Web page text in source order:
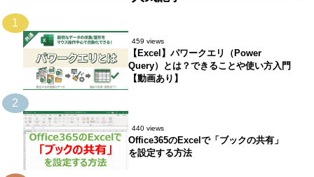
1
459 views
【Excel】パワークエリ（Power
Query）とは？できることや使い方入門
【動画あり】
2
440 views
Office365のExcelで「ブックの共有」
を設定する方法